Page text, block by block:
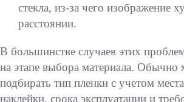
стекла, из-за чего изображение
расстоянии.
В большинстве случаев этих
на этапе выбора материала.
подбирать тип пленки с учетом
наклейки, срока эксплуатации и